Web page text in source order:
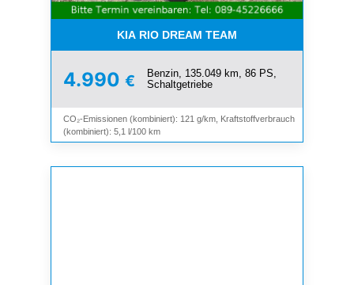
KIA RIO DREAM TEAM
4.990 €
Benzin, 135.049 km, 86 PS,
Schaltgetriebe
CO₂-Emissionen (kombiniert): 121 g/km, Kraftstoffverbrauch
(kombiniert): 5,1 l/100 km